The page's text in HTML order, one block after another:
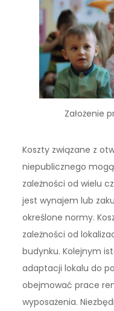
Założenie
Koszty związane z
niepublicznego
zależności od wielu
jest wynajem lub
określone normy.
zależności od
budynku. Kolejnym
adaptacji lokalu do
obejmować prace
wyposażenia.